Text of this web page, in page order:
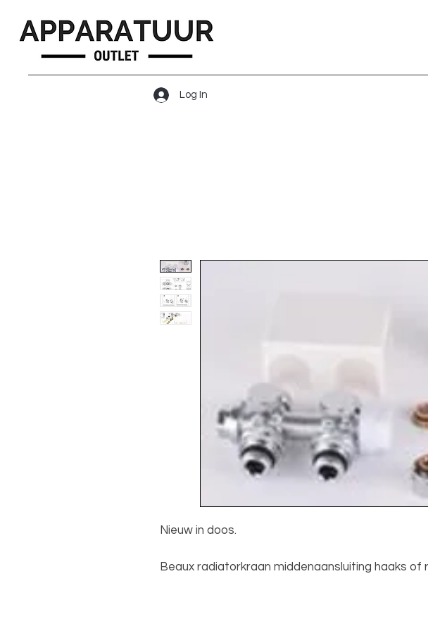
Log In
Nieuw in doos.
Beaux radiatorkraan middenaansluiting haaks of